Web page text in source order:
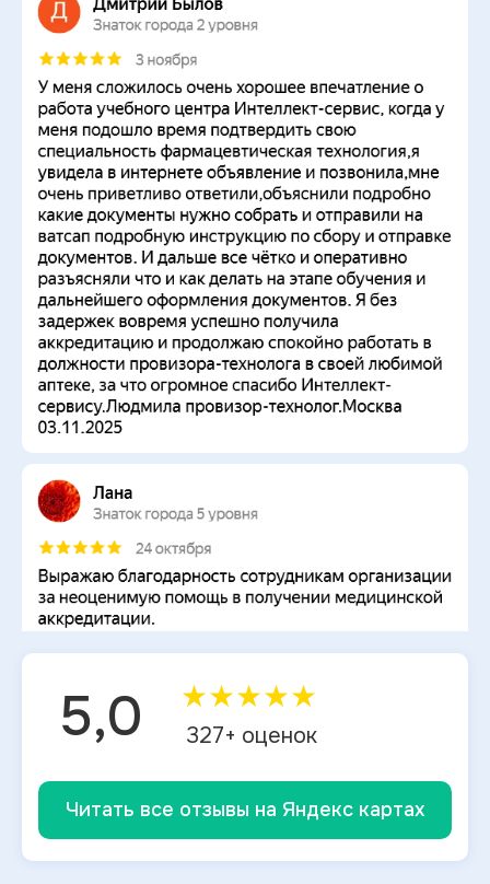
5,0 ★★★★★
327+ оценок
Читать все отзывы на Яндекс картах